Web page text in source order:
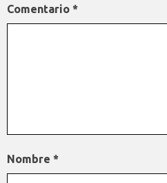
Comentario *
Nombre *